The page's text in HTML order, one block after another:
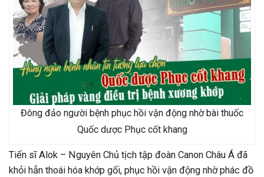
Đông đảo người bệnh phục hồi vận động nhờ bài thuốc
Quốc dược Phục cốt khang
Tiến sĩ Alok – Nguyên Chủ tịch tập đoàn Canon Châu Á đã
khỏi hẳn thoái hóa khớp gối, phục hồi vận động nhờ phác đồ